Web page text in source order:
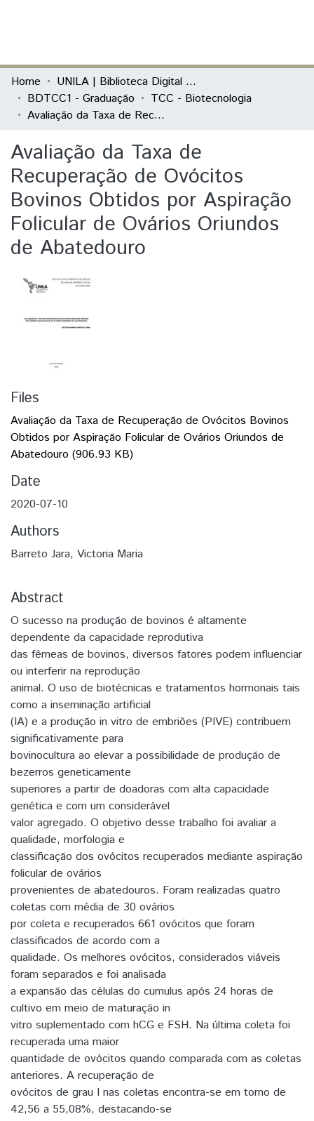
Communities & Collections
All of DSpace
Home
UNILA | Biblioteca Digital de Trabalhos de Conclusão de Curso
BDTCC1 - Graduação
TCC - Biotecnologia
Avaliação da Taxa de Recuperação de Ovócitos Bovinos Obtidos por Aspiração Folicular de Ovários Oriundos de Abatedouro
Avaliação da Taxa de
Recuperação de Ovócitos
Bovinos Obtidos por Aspiração
Folicular de Ovários Oriundos
de Abatedouro
Files
Avaliação da Taxa de Recuperação de Ovócitos Bovinos
Obtidos por Aspiração Folicular de Ovários Oriundos de
Abatedouro (906.93 KB)
Date
2020-07-10
Authors
Barreto Jara, Victoria Maria
Abstract
O sucesso na produção de bovinos é altamente
dependente da capacidade reprodutiva
das fêmeas de bovinos, diversos fatores podem influenciar
ou interferir na reprodução
animal. O uso de biotécnicas e tratamentos hormonais tais
como a inseminação artificial
(IA) e a produção in vitro de embriões (PIVE) contribuem
significativamente para
bovinocultura ao elevar a possibilidade de produção de
bezerros geneticamente
superiores a partir de doadoras com alta capacidade
genética e com um considerável
valor agregado. O objetivo desse trabalho foi avaliar a
qualidade, morfologia e
classificação dos ovócitos recuperados mediante aspiração
folicular de ovários
provenientes de abatedouros. Foram realizadas quatro
coletas com média de 30 ovários
por coleta e recuperados 661 ovócitos que foram
classificados de acordo com a
qualidade. Os melhores ovócitos, considerados viáveis
foram separados e foi analisada
a expansão das células do cumulus após 24 horas de
cultivo em meio de maturação in
vitro suplementado com hCG e FSH. Na última coleta foi
recuperada uma maior
quantidade de ovócitos quando comparada com as coletas
anteriores. A recuperação de
ovócitos de grau I nas coletas encontra-se em torno de
42,56 a 55,08%, destacando-se